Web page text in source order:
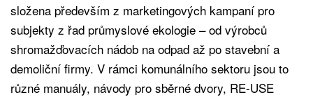
složena především z marketingových kampaní pro
subjekty z řad průmyslové ekologie – od výrobců
shromažďovacích nádob na odpad až po stavební a
demoliční firmy. V rámci komunálního sektoru jsou to
různé manuály, návody pro sběrné dvory, RE-USE